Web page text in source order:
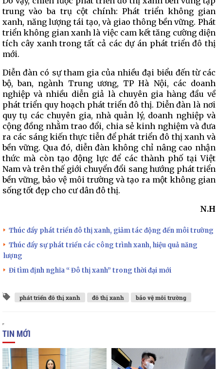
trung vào ba trụ cột chính: Phát triển không gian
xanh, năng lượng tái tạo, và giao thông bền vững. Phát
triển không gian xanh là việc cam kết tăng cường diện
tích cây xanh trong tất cả các dự án phát triển đô thị
mới.
Diễn đàn có sự tham gia của nhiều đại biểu đến từ các
bộ, ban, ngành Trung ương, TP Hà Nội, các doanh
nghiệp và nhiều diễn giả là chuyên gia hàng đầu về
phát triển quy hoạch phát triển đô thị. Diễn đàn là nơi
quy tụ các chuyên gia, nhà quản lý, doanh nghiệp và
cộng đồng nhằm trao đổi, chia sẻ kinh nghiệm và đưa
ra các sáng kiến thực tiễn để phát triển đô thị xanh và
bền vững. Qua đó, diễn đàn không chỉ nâng cao nhận
thức mà còn tạo động lực để các thành phố tại Việt
Nam và trên thế giới chuyển đổi sang hướng phát triển
bền vững, bảo vệ môi trường và tạo ra một không gian
sống tốt đẹp cho cư dân đô thị.
N.H
Thúc đẩy phát triển đô thị xanh, giảm tác động đến môi trường
Thúc đẩy sự phát triển các công trình xanh, hiệu quả năng
lượng
Đi tìm định nghĩa “ Đô thị xanh” trong thời đại mới
phát triển đô thị xanh đô thị xanh bảo vệ môi trường
TIN MỚI